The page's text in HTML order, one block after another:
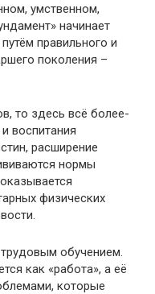
умственном,
начинает
правильного и
поколения –
то здесь всё более-
воспитания
расширение
нормы
физических
обучением.
как «работа», а её
которые